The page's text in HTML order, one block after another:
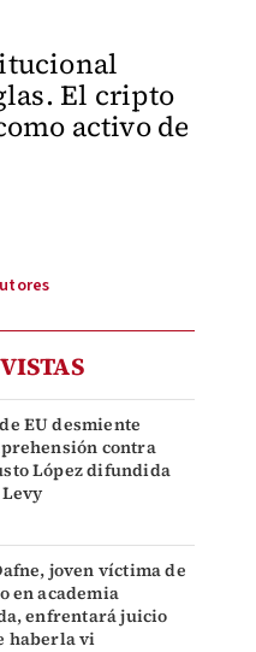
El cripto
activo de
EU desmiente
contra
López difundida
joven víctima de
en academia
enfrentará juicio
haberla vi